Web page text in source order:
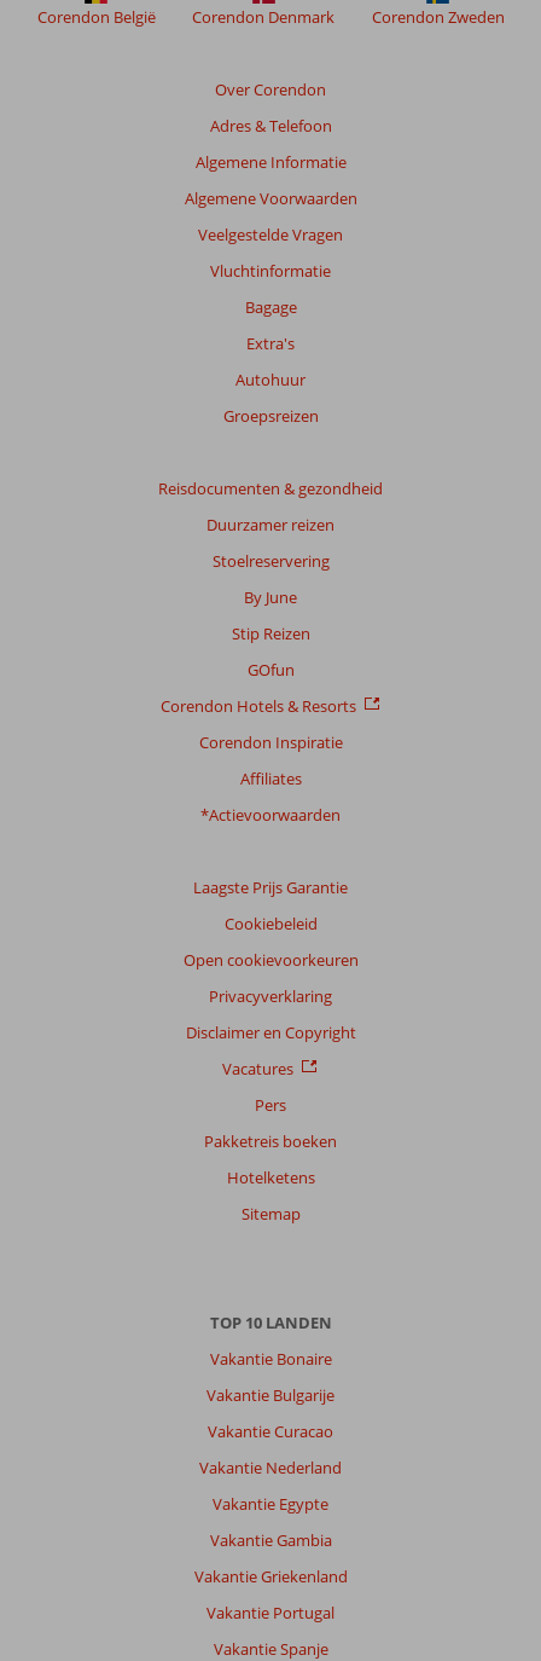
Over Corendon
Adres & Telefoon
Algemene Informatie
Algemene Voorwaarden
Veelgestelde Vragen
Vluchtinformatie
Bagage
Extra's
Autohuur
Groepsreizen
Reisdocumenten & gezondheid
Duurzamer reizen
Stoelreservering
By June
Stip Reizen
GOfun
Corendon Hotels & Resorts
Corendon Inspiratie
Affiliates
*Actievoorwaarden
Laagste Prijs Garantie
Cookiebeleid
Open cookievoorkeuren
Privacyverklaring
Disclaimer en Copyright
Vacatures
Pers
Pakketreis boeken
Hotelketens
Sitemap
Corendon België Corendon Denmark Corendon Zweden
TOP 10 LANDEN
Vakantie Bonaire
Vakantie Bulgarije
Vakantie Curacao
Vakantie Nederland
Vakantie Egypte
Vakantie Gambia
Vakantie Griekenland
Vakantie Portugal
Vakantie Spanje